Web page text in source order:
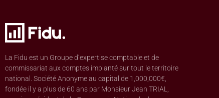
La Fidu est un Groupe d’expertise comptable et de
commissariat aux comptes implanté sur tout le territoire
national. Société Anonyme au capital de 1,000,000€,
fondée il y a plus de 60 ans par Monsieur Jean TRIAL,